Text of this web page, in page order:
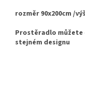
rozměr 90x200cm /
Prostěradlo můžete
stejném designu